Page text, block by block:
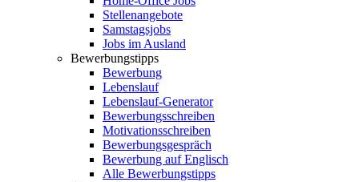
Stellenangebote
Samstagsjobs
Jobs im Ausland
Bewerbungstipps
Bewerbung
Lebenslauf
Lebenslauf-Generator
Bewerbungsschreiben
Motivationsschreiben
Bewerbungsgespräch
Bewerbung auf Englisch
Alle Bewerbungstipps